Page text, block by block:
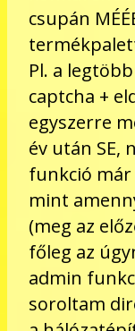
csupán
Pl. a
captcha +
egyszerre
év után SE,
funkció
mint
(meg az
főleg az
admin
soroltam